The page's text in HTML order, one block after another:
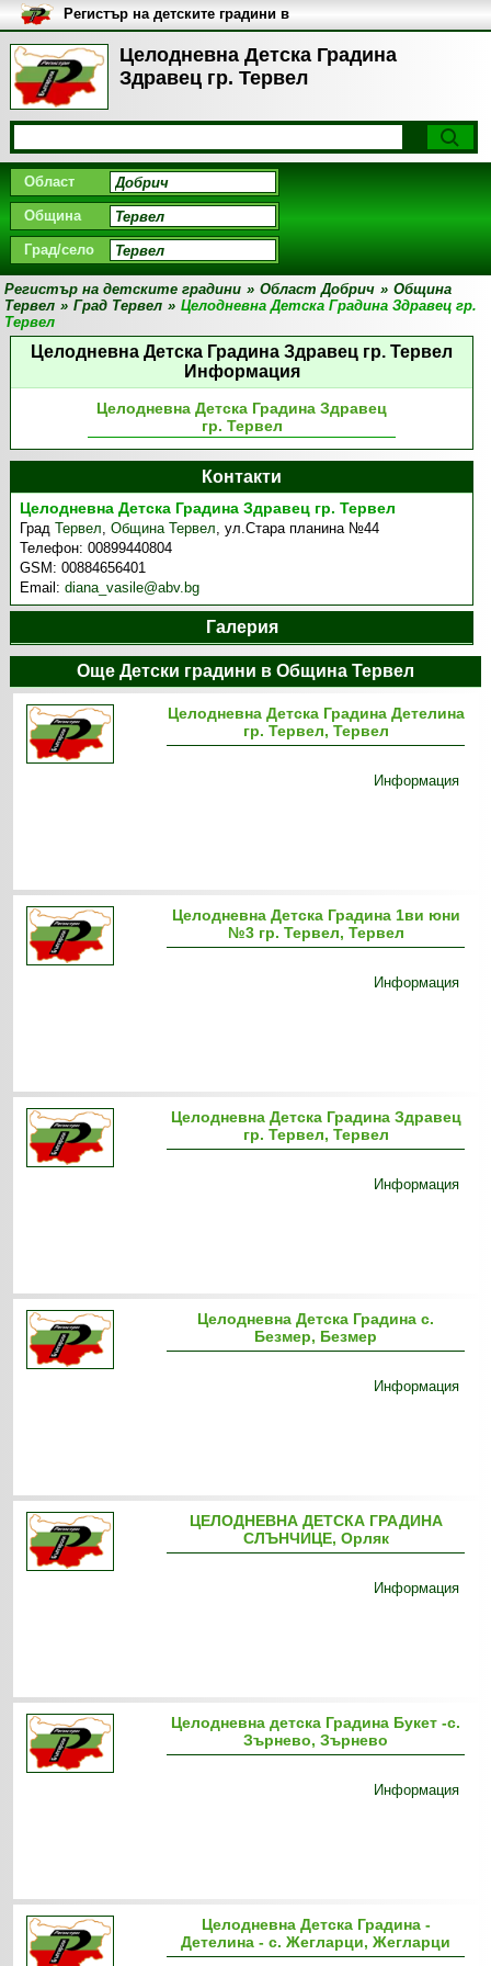
Целодневна Детска Градина
Здравец гр. Тервел
Регистър на детските градини в
България
Област
Община
Град/село
Регистър на детските градини » Област Добрич » Община
Тервел » Град Тервел » Целодневна Детска Градина Здравец гр.
Тервел
Целодневна Детска Градина Здравец гр. Тервел
Информация
Целодневна Детска Градина Здравец
гр. Тервел
Контакти
Целодневна Детска Градина Здравец гр. Тервел
ГрадТервел,Община Тервел,ул.Стара планина №44
Телефон:00899440804
GSM:00884656401
Email:diana_vasile@abv.bg
Галерия
Още Детски градини в Община Тервел
Целодневна Детска Градина Детелина
гр. Тервел, Тервел
Информация
Целодневна Детска Градина 1ви юни
№3 гр. Тервел, Тервел
Информация
Целодневна Детска Градина Здравец
гр. Тервел, Тервел
Информация
Целодневна Детска Градина с.
Безмер, Безмер
Информация
ЦЕЛОДНЕВНА ДЕТСКА ГРАДИНА
СЛЪНЧИЦЕ, Орляк
Информация
Целодневна детска Градина Букет -с.
Зърнево, Зърнево
Информация
Целодневна Детска Градина -
Детелина - с. Жегларци, Жегларци